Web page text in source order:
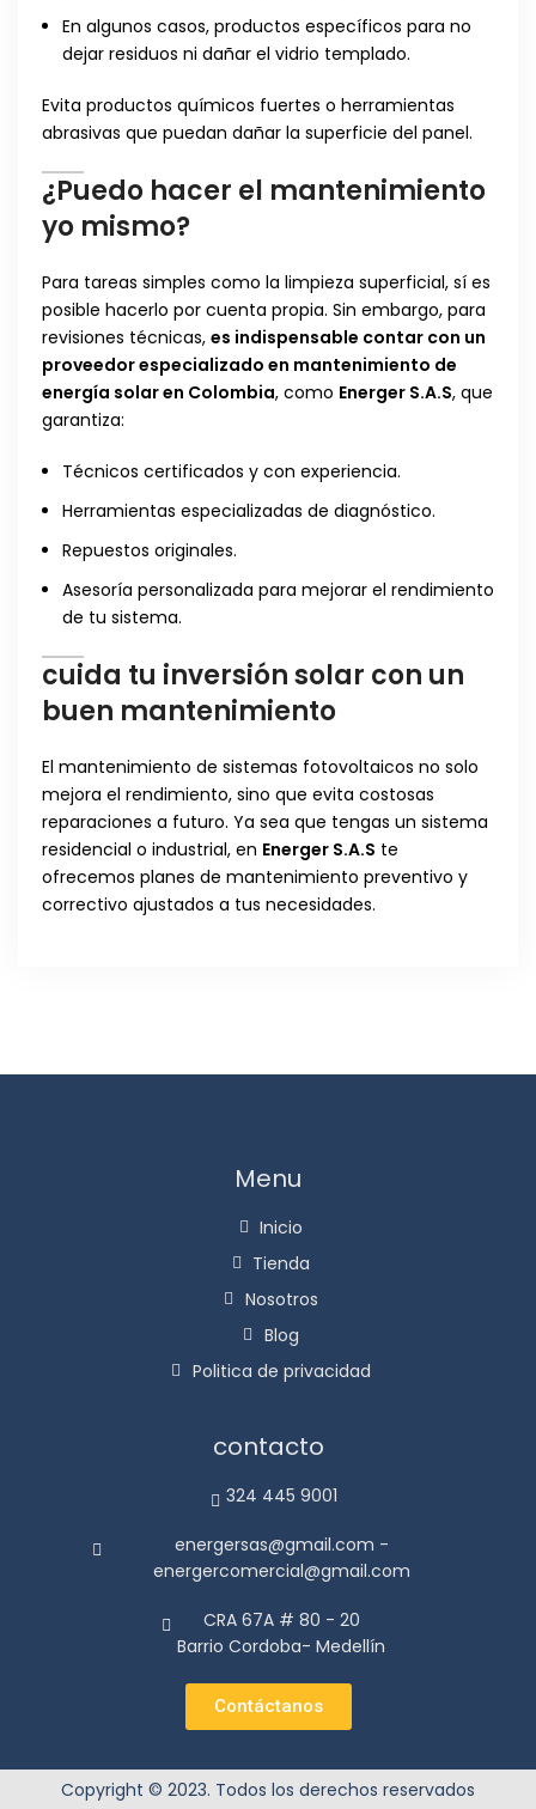
En algunos casos, productos específicos para no
dejar residuos ni dañar el vidrio templado.
Evita productos químicos fuertes o herramientas
abrasivas que puedan dañar la superficie del panel.
¿Puedo hacer el mantenimiento
yo mismo?
Para tareas simples como la limpieza superficial, sí es
posible hacerlo por cuenta propia. Sin embargo, para
revisiones técnicas, es indispensable contar con un
proveedor especializado en mantenimiento de
energía solar en Colombia, como Energer S.A.S, que
garantiza:
Técnicos certificados y con experiencia.
Herramientas especializadas de diagnóstico.
Repuestos originales.
Asesoría personalizada para mejorar el rendimiento
de tu sistema.
cuida tu inversión solar con un
buen mantenimiento
El mantenimiento de sistemas fotovoltaicos no solo
mejora el rendimiento, sino que evita costosas
reparaciones a futuro. Ya sea que tengas un sistema
residencial o industrial, en Energer S.A.S te
ofrecemos planes de mantenimiento preventivo y
correctivo ajustados a tus necesidades.
Menu
Inicio
Tienda
Nosotros
Blog
Politica de privacidad
contacto
324 445 9001
energersas@gmail.com -
energercomercial@gmail.com
CRA 67A # 80 - 20
Barrio Cordoba- Medellín
Contáctanos
Copyright © 2023. Todos los derechos reservados